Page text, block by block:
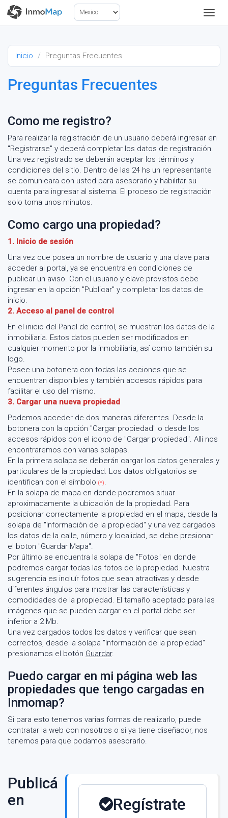
Inicio Preguntas Frecuentes
Preguntas Frecuentes
Como me registro?
Para realizar la registración de un usuario deberá ingresar en
"Registrarse" y deberá completar los datos de registración.
Una vez registrado se deberán aceptar los términos y
condiciones del sitio. Dentro de las 24 hs un representante
se comunicara con usted para asesorarlo y habilitar su
cuenta para ingresar al sistema. El proceso de registración
solo toma unos minutos.
Como cargo una propiedad?
1. Inicio de sesión
Una vez que posea un nombre de usuario y una clave para
acceder al portal, ya se encuentra en condiciones de
publicar un aviso. Con el usuario y clave provistos debe
ingresar en la opción "Publicar" y completar los datos de
inicio.
2. Acceso al panel de control
En el inicio del Panel de control, se muestran los datos de la
inmobiliaria. Estos datos pueden ser modificados en
cualquier momento por la inmobiliaria, así como también su
logo.
Posee una botonera con todas las acciones que se
encuentran disponibles y también accesos rápidos para
facilitar el uso del mismo.
3. Cargar una nueva propiedad
Podemos acceder de dos maneras diferentes. Desde la
botonera con la opción "Cargar propiedad" o desde los
accesos rápidos con el icono de "Cargar propiedad". Allí nos
encontraremos con varias solapas.
En la primera solapa se deberán cargar los datos generales y
particulares de la propiedad. Los datos obligatorios se
identifican con el símbolo (*).
En la solapa de mapa en donde podremos situar
aproximadamente la ubicación de la propiedad. Para
posicionar correctamente la propiedad en el mapa, desde la
solapa de "Información de la propiedad" y una vez cargados
los datos de la calle, número y localidad, se debe presionar
el boton "Guardar Mapa".
Por último se encuentra la solapa de "Fotos" en donde
podremos cargar todas las fotos de la propiedad. Nuestra
sugerencia es incluír fotos que sean atractivas y desde
diferentes ángulos para mostrar las características y
comodidades de la propiedad. El tamaño aceptado para las
imágenes que se pueden cargar en el portal debe ser
inferior a 2 Mb.
Una vez cargados todos los datos y verificar que sean
correctos, desde la solapa "Información de la propiedad"
presionamos el botón Guardar.
Puedo cargar en mi página web las
propiedades que tengo cargadas en
Inmomap?
Si para esto tenemos varias formas de realizarlo, puede
contratar la web con nosotros o si ya tiene diseñador, nos
tenemos para que podamos asesorarlo.
Regístrate
Publicá
en